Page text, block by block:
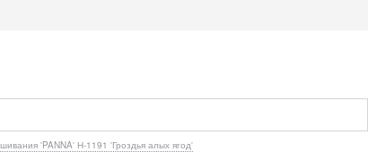
'PANNA' Н-1191 'Гроздья алых ягод'